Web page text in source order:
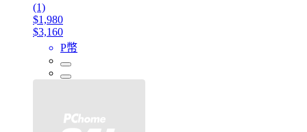
(1)
$1,980
$3,160
P幣